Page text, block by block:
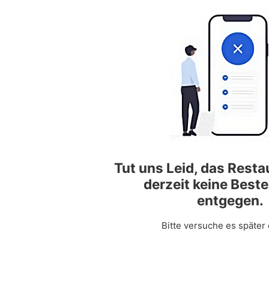
Tut uns Leid, das
derzeit keine
entgegen.
Bitte versuche es später